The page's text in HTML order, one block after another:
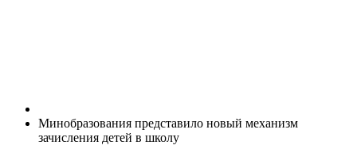
Минобразования представило новый механизм
зачисления детей в школу